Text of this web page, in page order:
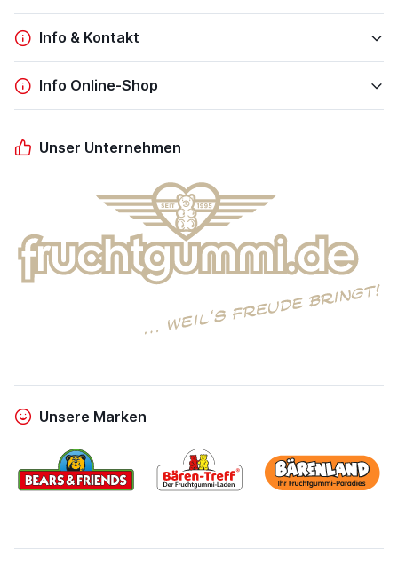
Info & Kontakt
Info Online-Shop
Unser Unternehmen
Unsere Marken